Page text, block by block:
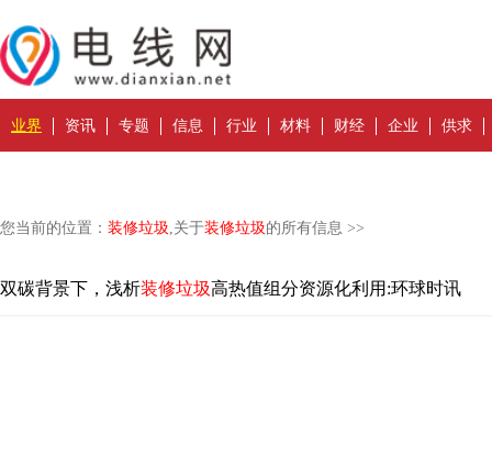
业界 资讯 专题 信息 行业 材料 财经 企业 供求
您当前的位置： 装修垃圾,关于装修垃圾的所有信息 >>
双碳背景下，浅析装修垃圾高热值组分资源化利用:环球时讯